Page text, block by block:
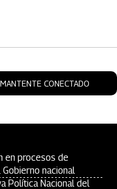
CONECTADO
en procesos de
nacional
Política Nacional del